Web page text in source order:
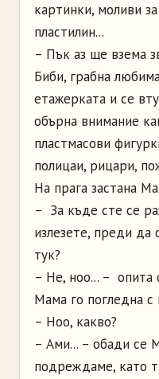
картинки, моливи
пластилин...
– Пък аз ще взема
Биби, грабна
етажерката и се
обърна внимание
пластмасови
полицаи, рицари,
На прага застана
– За къде сте се
излезете, преди да
тук?
– Не, ноо... –
Мама го погледна с
– Ноо, какво?
– Ами... – обади се
подреждаме, като